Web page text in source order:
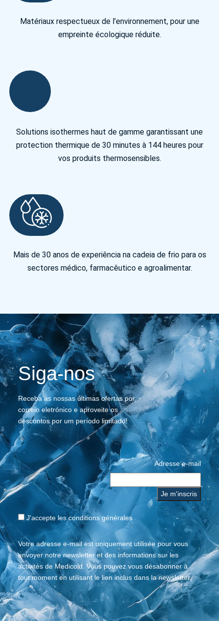
Matériaux respectueux de l’environnement, pour une
empreinte écologique réduite.
Solutions isothermes haut de gamme garantissant une
protection thermique de 30 minutes à 144 heures pour
vos produits thermosensibles.
Mais de 30 anos de experiência na cadeia de frio para os
sectores médico, farmacêutico e agroalimentar.
Siga-nos
Receba as nossas últimas ofertas por
correio eletrónico e aproveite os
descontos por um período limitado!
Adresse e-mail
J'accepte lesconditions générales
Votre adresse e-mail est uniquement utilisée pour vous
envoyer notre newsletter et des informations sur les
activités de Medicold. Vous pouvez vous désabonner à
tout moment en utilisant le lien inclus dans la newsletter.